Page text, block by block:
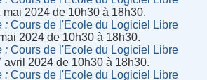
mai 2024 de 10h30 à 18h30.
Cours de l'Ecole du Logiciel Libre
2024 de 10h30 à 18h30.
Cours de l'Ecole du Logiciel Libre
avril 2024 de 10h30 à 18h30.
Cours de l'Ecole du Logiciel Libre